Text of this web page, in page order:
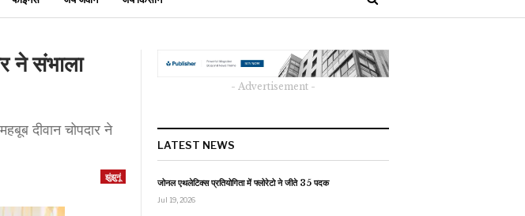
ने संभाला
दीवान चोपदार ने
झुंझुनूं
- Advertisement -
LATEST NEWS
जोनल एथलेटिक्स प्रतियोगिता में फ्लोरेटो ने जीते 35 पदक
Jul 19, 2026